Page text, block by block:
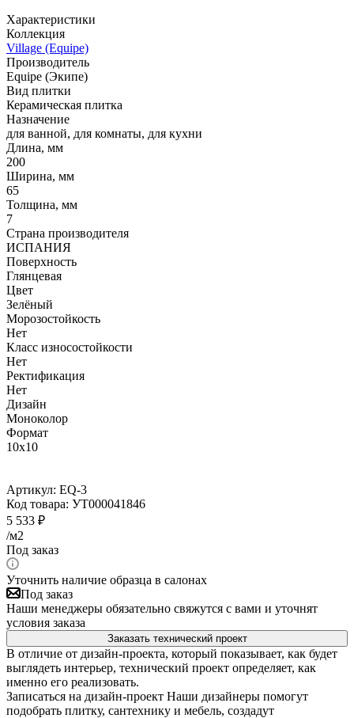
Характеристики
Коллекция
Village (Equipe)
Производитель
Equipe (Экипе)
Вид плитки
Керамическая плитка
Назначение
для ванной, для комнаты, для кухни
Длина, мм
200
Ширина, мм
65
Толщина, мм
7
Страна производителя
ИСПАНИЯ
Поверхность
Глянцевая
Цвет
Зелёный
Морозостойкость
Нет
Класс износостойкости
Нет
Ректификация
Нет
Дизайн
Моноколор
Формат
10x10
Артикул: EQ-3
Код товара: УТ000041846
5 533 ₽
/м2
Под заказ
Уточнить наличие образца в салонах
Под заказ
Наши менеджеры обязательно свяжутся с вами и уточнят
условия заказа
Заказать технический проект
В отличие от дизайн-проекта, который показывает, как будет
выглядеть интерьер, технический проект определяет, как
именно его реализовать.
Записаться на дизайн-проект Наши дизайнеры помогут
подобрать плитку, сантехнику и мебель, создадут